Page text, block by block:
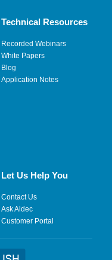
Technical Resources
Recorded Webinars
White Papers
Blog
Application Notes
Let Us Help You
Contact Us
Ask Aldec
Customer Portal